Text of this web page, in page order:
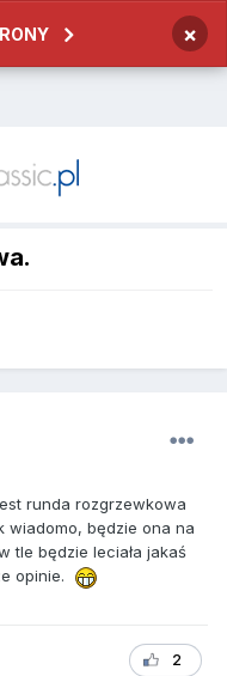
×
runda rozgrzewkowa
wiadomo, będzie ona na
tle będzie leciała jakaś
opinie.
2